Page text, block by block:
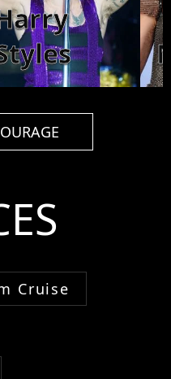
Cruise